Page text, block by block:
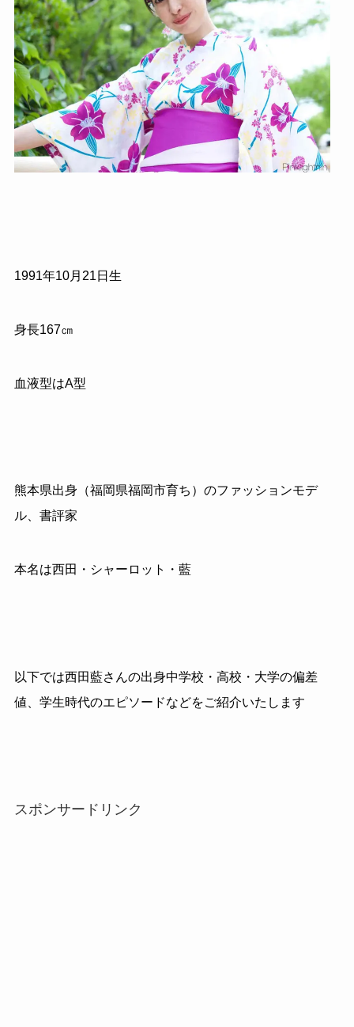
1991年10月21日生
身長167㎝
血液型はA型
熊本県出身（福岡県福岡市育ち）のファッションモデ
ル、書評家
本名は西田・シャーロット・藍
以下では西田藍さんの出身中学校・高校・大学の偏差
値、学生時代のエピソードなどをご紹介いたします
スポンサードリンク